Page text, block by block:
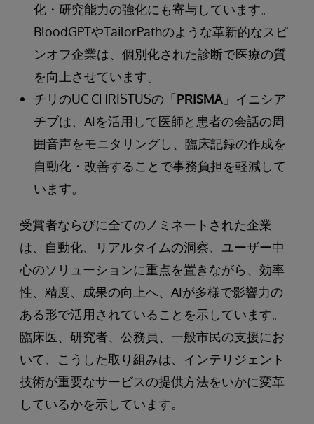
化・研究能力の強化にも寄与しています。
BloodGPTやTailorPathのような革新的なスピ
ンオフ企業は、個別化された診断で医療の質
を向上させています。
チリのUC CHRISTUSの「PRISMA 」イニシア
チブは、AIを活用して医師と患者の会話の周
囲音声をモニタリングし、臨床記録の作成を
自動化・改善することで事務負担を軽減して
います。
受賞者ならびに全てのノミネートされた企業
は、自動化、リアルタイムの洞察、ユーザー中
心のソリューションに重点を置きながら、効率
性、精度、成果の向上へ、AIが多様で影響力の
ある形で活用されていることを示しています。
臨床医、研究者、公務員、一般市民の支援にお
いて、こうした取り組みは、インテリジェント
技術が重要なサービスの提供方法をいかに変革
しているかを示しています。